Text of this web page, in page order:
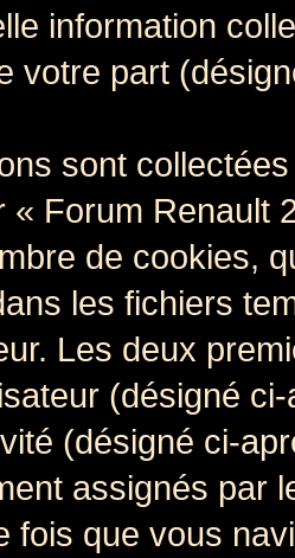
information
votre part
sont
« Forum Renault
de cookies,
les fichiers
Les deux
(désigné
(désigné ci-
assignés par
fois que vous